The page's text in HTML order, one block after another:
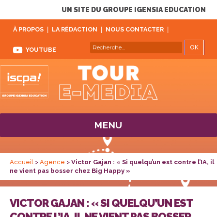
UN SITE DU GROUPE IGENSIA EDUCATION
À PROPOS LA RÉDACTION NOUS CONTACTER
YOUTUBE
Recherche
pour :
MENU
Accueil > Agence > Victor Gajan : « Si quelqu’un est contre l’IA, il
ne vient pas bosser chez Big Happy »
VICTOR GAJAN : « SI QUELQU’UN EST